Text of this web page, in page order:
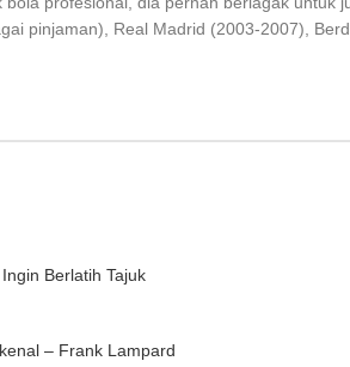
pinjaman), Real Madrid (2003-2007),
Berlatih Tajuk
– Frank Lampard